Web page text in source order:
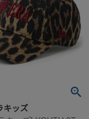
キッズ